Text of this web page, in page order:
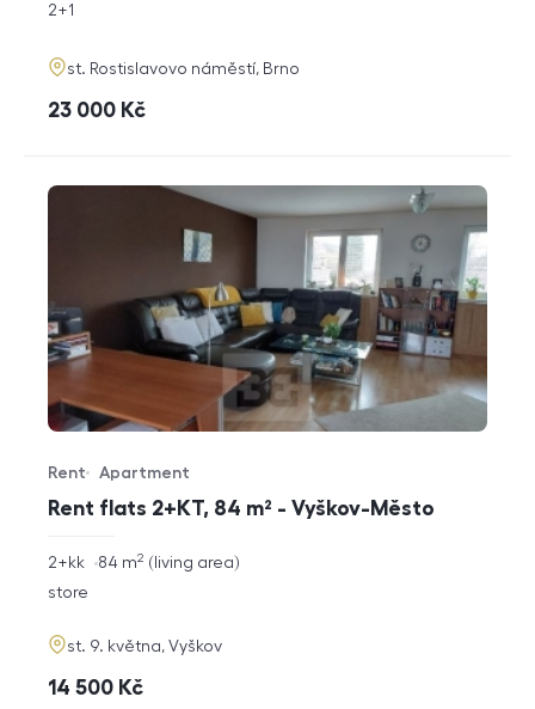
rozměry
2+1
adresa
st. Rostislavovo náměstí, Brno
cena
23 000 Kč
Rent flats 2+KT, 84 m² - Vyškov-Město
Offer type
Rent
Property type
Apartment
rozměry
2+kk living area
84 m2
funkce
store
adresa
st. 9. května, Vyškov
cena
14 500 Kč